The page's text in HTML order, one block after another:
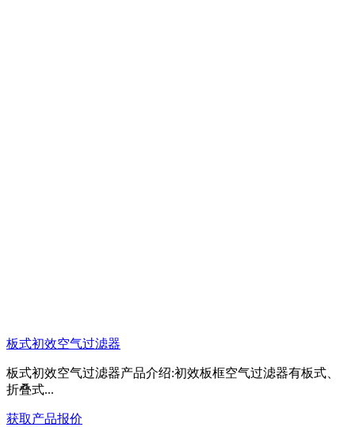
板式初效空气过滤器
板式初效空气过滤器产品介绍:初效板框空气过滤器有板式、
折叠式...
获取产品报价